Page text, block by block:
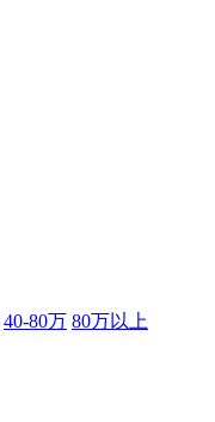
40-80万 80万以上